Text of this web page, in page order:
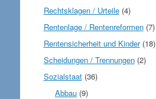
Rechtsklagen / Urteile(4)
Rentenlage / Rentenreformen(7)
Rentensicherheit und Kinder(18)
Scheidungen / Trennungen(2)
Sozialstaat(36)
Abbau (9)